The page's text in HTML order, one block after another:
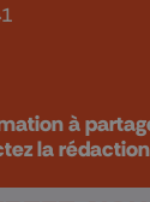
à
la